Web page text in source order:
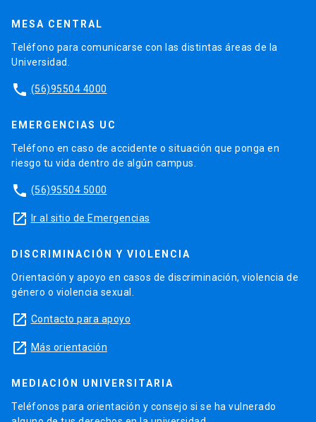
MESA CENTRAL
Teléfono para comunicarse con las distintas áreas de la
Universidad.
phone (56)95504 4000
EMERGENCIAS UC
Teléfono en caso de accidente o situación que ponga en
riesgo tu vida dentro de algún campus.
phone (56)95504 5000
launch Ir al sitio de Emergencias
DISCRIMINACIÓN Y VIOLENCIA
Orientación y apoyo en casos de discriminación, violencia de
género o violencia sexual.
launch Contacto para apoyo
launch Más orientación
MEDIACIÓN UNIVERSITARIA
Teléfonos para orientación y consejo si se ha vulnerado